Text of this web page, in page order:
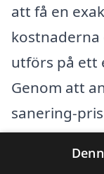
att få en
utförs på ett
Genom att
sanering-
med
deras